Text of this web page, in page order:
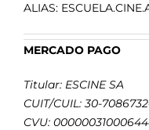
ALIAS:
MERCADO PAGO
Titular: ESCINE SA
CUIT/CUIL: 30-
CVU: